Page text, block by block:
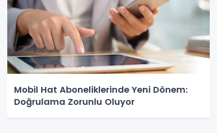
Mobil Hat Aboneliklerinde Yeni Dönem:
Doğrulama Zorunlu Oluyor